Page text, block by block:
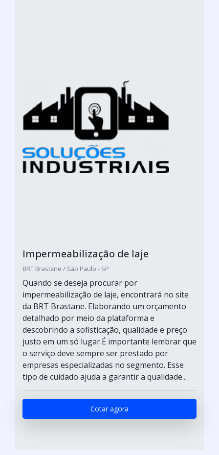
Impermeabilização de laje
BRT Brastane / São Paulo - SP
Quando se deseja procurar por
impermeabilização de laje, encontrará no site
da BRT Brastane. Elaborando um orçamento
detalhado por meio da plataforma e
descobrindo a sofisticação, qualidade e preço
justo em um só lugar.É importante lembrar que
o serviço deve sempre ser prestado por
empresas especializadas no segmento. Esse
tipo de cuidado ajuda a garantir a qualidade...
Cotar agora